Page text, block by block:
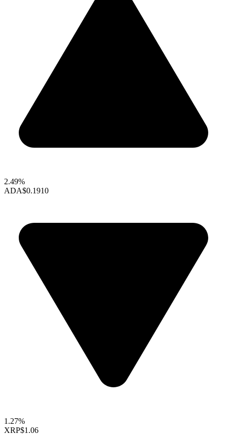
2.49%
ADA$0.1910
1.27%
XRP$1.06